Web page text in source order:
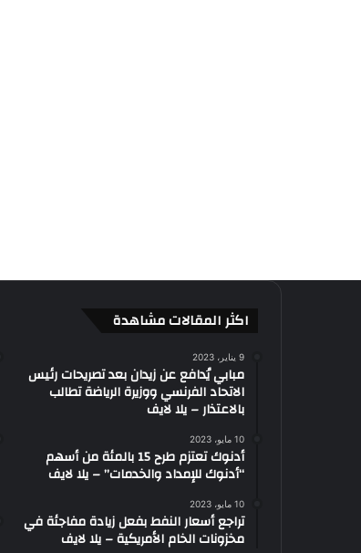
اكثر المقالات مشاهدة
9 يناير، 2023
مبابي يُدافع عن زيدان بعد تصريحات رئيس
الاتحاد الفرنسي ووزيرة الرياضة تطالب
بالاعتذار – يلا لايف
10 مايو، 2023
أدنوك تعتزم طرح 15 بالمئة من أسهم
“أدنوك للإمداد والخدمات” – يلا لايف
10 مايو، 2023
تراجع أسعار النفط بفعل زيادة مفاجئة في
مخزونات الخام الأمريكية – يلا لايف